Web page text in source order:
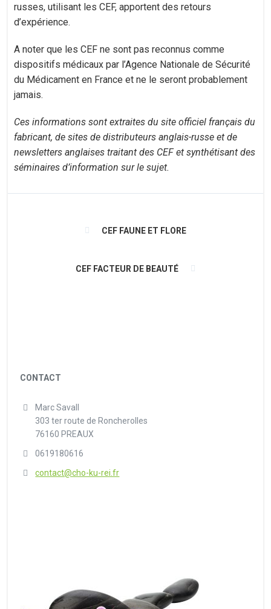
russes, utilisant les CEF, apportent des retours
d’expérience.
A noter que les CEF ne sont pas reconnus comme
dispositifs médicaux par l’Agence Nationale de Sécurité
du Médicament en France et ne le seront probablement
jamais.
Ces informations sont extraites du site officiel français du
fabricant, de sites de distributeurs anglais-russe et de
newsletters anglaises traitant des CEF et synthétisant des
séminaires d’information sur le sujet.
CEF FAUNE ET FLORE
CEF FACTEUR DE BEAUTÉ
CONTACT
Marc Savall
303 ter route de Roncherolles
76160 PREAUX
0619180616
contact@cho-ku-rei.fr